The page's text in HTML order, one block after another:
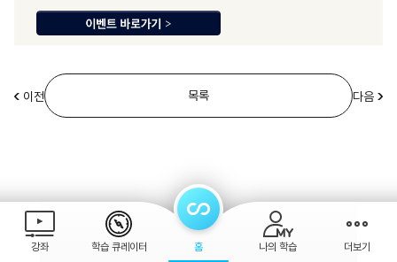
강좌 학습 큐레이터 홈 나의 학습 더보기
이전 목록 다음